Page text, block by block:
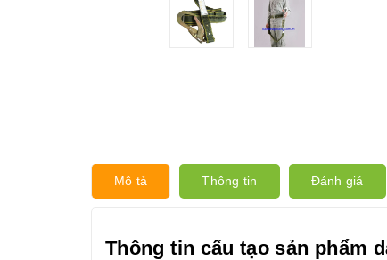
Mô tả Thông tin Đánh giá
Thông tin cấu tạo sản phẩm